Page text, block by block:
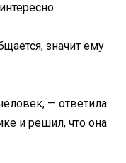
значит ему
— ответила
и решил, что она